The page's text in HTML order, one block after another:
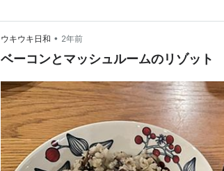
ウキウキ日和 • 2年前
ベーコンとマッシュルームのリゾット